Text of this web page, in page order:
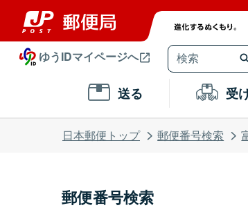
ゆうIDマイページへ
送る 受
日本郵便トップ 郵便番号検索
郵便番号検索